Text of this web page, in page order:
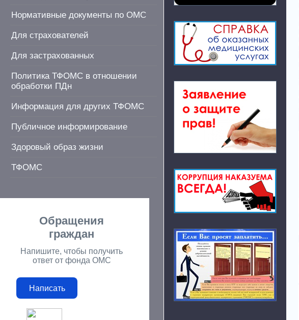
Нормативные документы по ОМС
Для страхователей
Для застрахованных
Политика ТФОМС в отношении
обработки ПДн
Информация для других ТФОМС
Публичное информирование
Здоровый образ жизни
ТФОМС
Обращения
граждан
Напишите, чтобы получить
ответ от фонда ОМС
Написать